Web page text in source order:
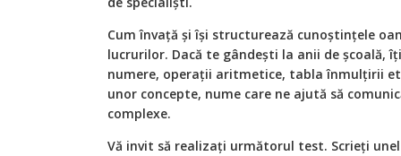
Cum învață și își structurează cunoștințele
lucrurilor. Dacă te gândești la anii de școală,
numere, operații aritmetice, tabla înmulțirii
unor concepte, nume care ne ajută să
complexe.
Vă invit să realizați următorul test. Scrieți